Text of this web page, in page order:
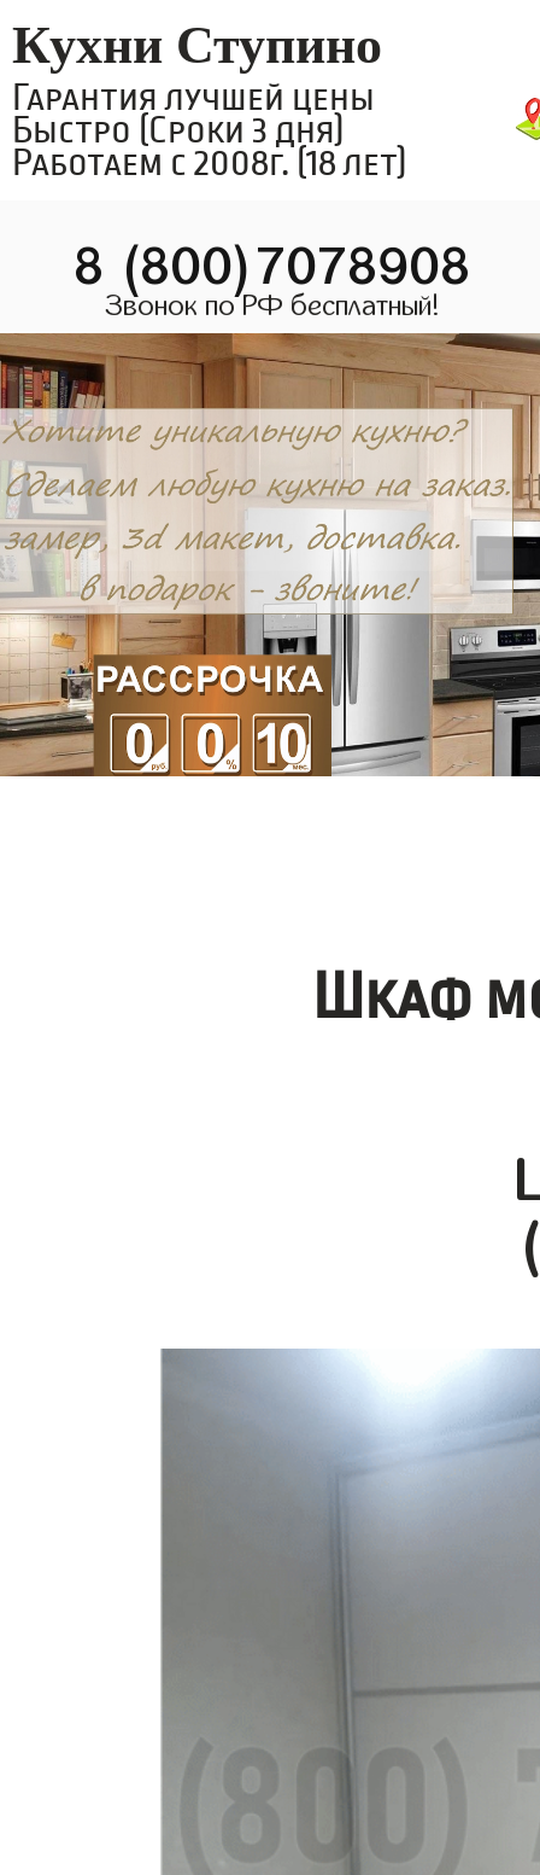
Кухни Ступино
Гарантия лучшей цены
Быстро (Сроки 3 дня)
Работаем с 2008г. (18 лет)
8 (800)7078908
Звонок по РФ бесплатный!
Шкаф